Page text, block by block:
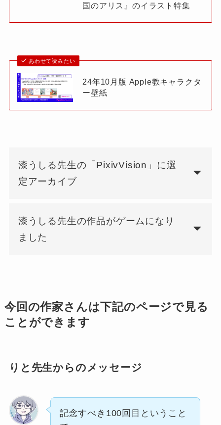
国のアリス』のイラスト特集
あわせて読みたい
24年10月版 Apple教キャラクタ
ー壁紙
漆うしる先生の「PixivVision」に選
定アーカイブ
漆うしる先生の作品がゲームになり
ました
今回の作家さんは下記のページで見る
ことができます
りと先生からのメッセージ
記念すべき100回目ということ